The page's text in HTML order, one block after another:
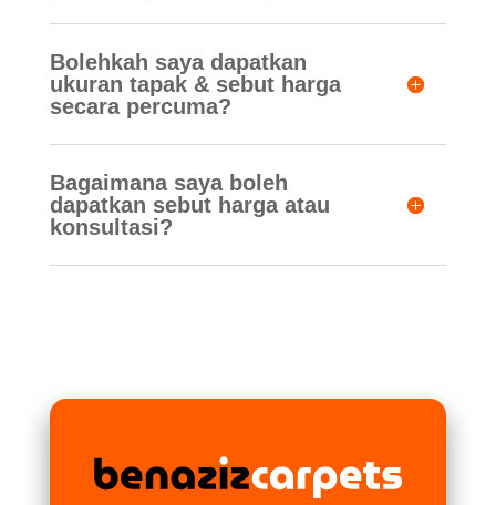
Bolehkah saya dapatkan
ukuran tapak & sebut harga
secara percuma?
Bagaimana saya boleh
dapatkan sebut harga atau
konsultasi?